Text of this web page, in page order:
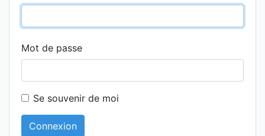
Mot de passe
Se souvenir de moi
Connexion